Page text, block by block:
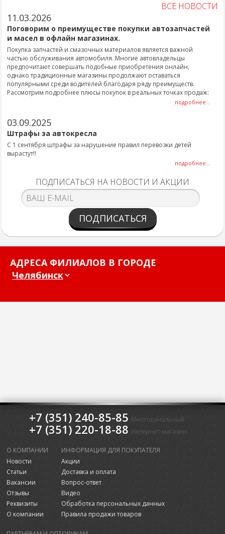
ВСЕ НОВОСТИ
11.03.2026
Поговорим о преимуществе покупки автозапчастей
и масел в офлайн магазинах.
Покупка запчастей и смазочных материалов является важной
частью обслуживания автомобиля. Многие автовладельцы
предпочитают совершать подобные приобретения онлайн,
однако традиционные магазины продолжают оставаться
популярными среди водителей благодаря ряду преимуществ.
Рассмотрим подробнее плюсы покупок в реальных точках продаж:
подробнее...
03.09.2025
Штрафы за автокресла
С 1 сентября штрафы за нарушение правил перевозки детей
вырастут!!
подробнее...
ПОДПИСАТЬСЯ НА НОВОСТИ И АКЦИИ
ПОДПИСАТЬСЯ
АДРЕСА ФИЛИАЛОВ В ГОРОДЕ
+7 (351) 240-85-85 Многоканальный
+7 (351) 220-18-88 Интернет-магазин
О КОМПАНИИ
Новости
Статьи
Вакансии
Отзывы
Реквизиты
О компании
ИНФОРМАЦИЯ ДЛЯ ПОКУПАТЕЛЯ
Акции
Доставка и оплата
Вопрос-ответ
Видео
Обработка персональных данных
Правила продажи товаров